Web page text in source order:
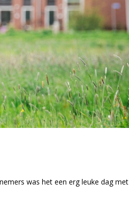
was het een erg leuke dag met